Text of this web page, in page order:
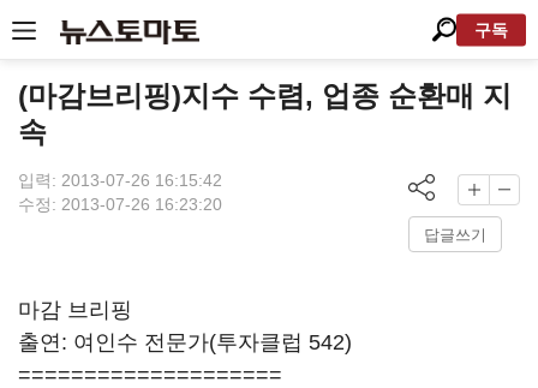
구독
(마감브리핑)지수 수렴, 업종 순환매 지
속
입력: 2013-07-26 16:15:42
수정: 2013-07-26 16:23:20
답글쓰기
마감 브리핑
출연: 여인수 전문가(투자클럽 542)
====================